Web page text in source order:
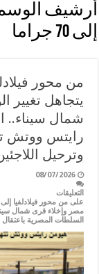
أرشيف
إلى 70 جراما
من محور
يتجاهل تغيير
رايتس ووتش
وترحيل
08/07/2026
التعليقات
على من محور فيلادلفيا
السلطات المصرية